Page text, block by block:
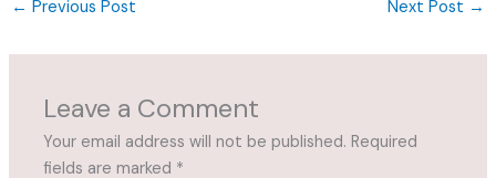
← Previous Post Next Post →
Leave a Comment
Your email address will not be published. Required
fields are marked *